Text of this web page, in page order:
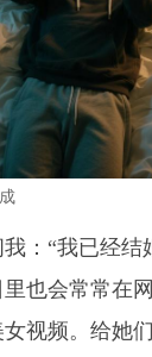
：“我已经结
也会常常在
视频。给她